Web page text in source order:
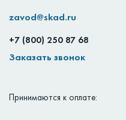
zavod@skad.ru
+7 (800) 250 87 68
Заказать звонок
Принимаются к оплате: